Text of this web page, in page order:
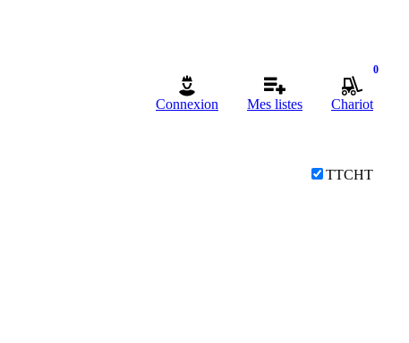
Connexion Mes listes
0
Chariot
TTCHT